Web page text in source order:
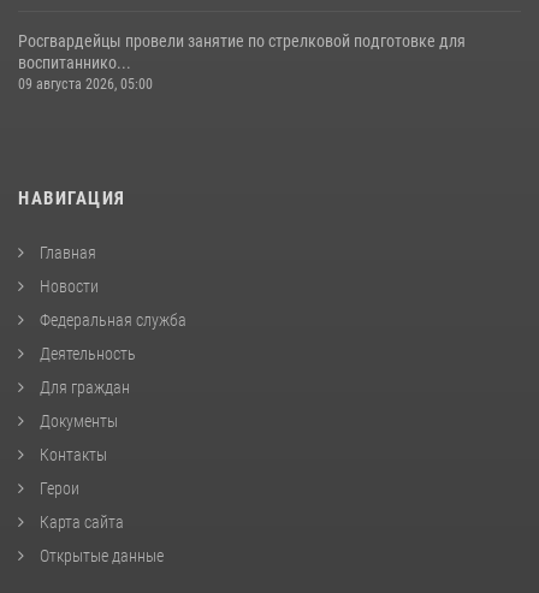
Росгвардейцы провели занятие по стрелковой подготовке для
воспитаннико...
09 августа 2026, 05:00
НАВИГАЦИЯ
Главная
Новости
Федеральная служба
Деятельность
Для граждан
Документы
Контакты
Герои
Карта сайта
Открытые данные